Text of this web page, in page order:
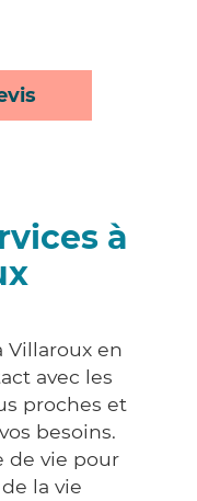
à
Villaroux en
avec les
proches et
besoins.
de vie pour
la vie